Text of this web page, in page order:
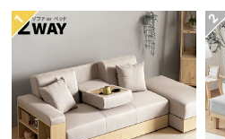
型
品
の
配
送
を醸します。